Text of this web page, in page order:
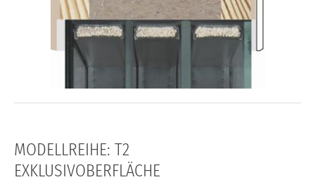
MODELLREIHE: T2
EXKLUSIVOBERFLÄCHE